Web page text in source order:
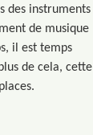
des instruments
de musique
il est temps
de cela, cette